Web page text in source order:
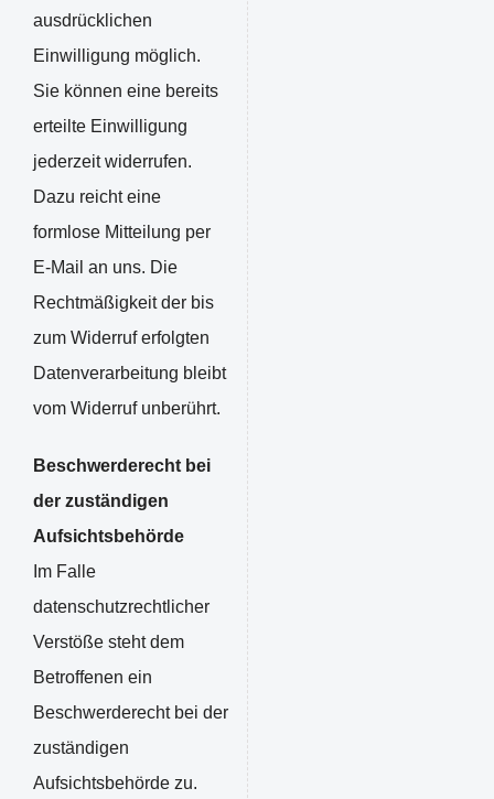
ausdrücklichen
Einwilligung möglich.
Sie können eine bereits
erteilte Einwilligung
jederzeit widerrufen.
Dazu reicht eine
formlose Mitteilung per
E-Mail an uns. Die
Rechtmäßigkeit der bis
zum Widerruf erfolgten
Datenverarbeitung bleibt
vom Widerruf unberührt.
Beschwerderecht bei
der zuständigen
Aufsichtsbehörde
Im Falle
datenschutzrechtlicher
Verstöße steht dem
Betroffenen ein
Beschwerderecht bei der
zuständigen
Aufsichtsbehörde zu.